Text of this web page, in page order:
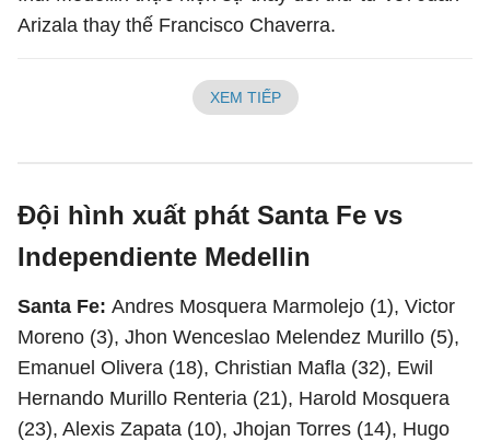
Arizala thay thế Francisco Chaverra.
XEM TIẾP
Đội hình xuất phát Santa Fe vs
Independiente Medellin
Santa Fe: Andres Mosquera Marmolejo (1), Victor
Moreno (3), Jhon Wenceslao Melendez Murillo (5),
Emanuel Olivera (18), Christian Mafla (32), Ewil
Hernando Murillo Renteria (21), Harold Mosquera
(23), Alexis Zapata (10), Jhojan Torres (14), Hugo